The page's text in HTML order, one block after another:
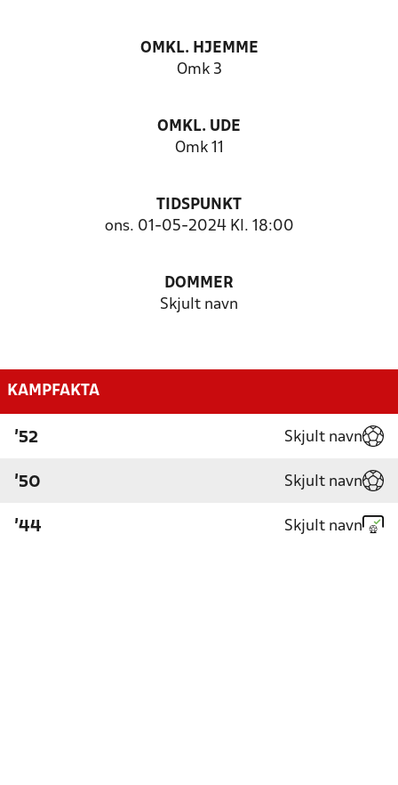
OMKL. HJEMME
Omk 3
OMKL. UDE
Omk 11
TIDSPUNKT
ons. 01-05-2024 Kl. 18:00
DOMMER
Skjult navn
KAMPFAKTA
'52 Skjult navn
'50 Skjult navn
'44 Skjult navn